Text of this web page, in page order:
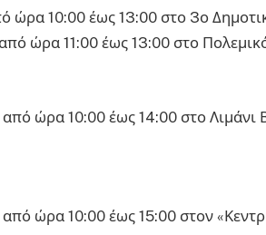
ώρα 10:00 έως 13:00 στο 3ο
ώρα 11:00 έως 13:00 στο
ώρα 10:00 έως 14:00 στο Λιμάνι
ώρα 10:00 έως 15:00 στον